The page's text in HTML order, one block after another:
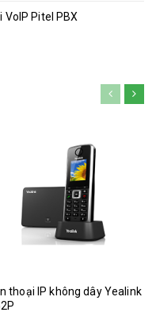
VoIP Pitel PBX
thoại IP không dây Yealink